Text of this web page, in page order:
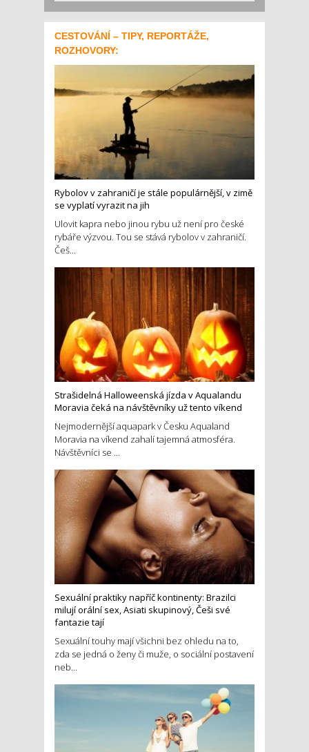
CESTOVÁNÍ – TIPY, REPORTÁŽE,
ROZHOVORY:
Rybolov v zahraničí je stále populárnější, v zimě
se vyplatí vyrazit na jih
Ulovit kapra nebo jinou rybu už není pro české
rybáře výzvou. Tou se stává rybolov v zahraničí.
Češ...
Strašidelná Halloweenská jízda v Aqualandu
Moravia čeká na návštěvníky už tento víkend
Nejmodernější aquapark v Česku Aqualand
Moravia na víkend zahalí tajemná atmosféra.
Návštěvníci se ...
Sexuální praktiky napříč kontinenty: Brazilci
milují orální sex, Asiati skupinový, Češi své
fantazie tají
Sexuální touhy mají všichni bez ohledu na to,
zda se jedná o ženy či muže, o sociální postavení
neb...